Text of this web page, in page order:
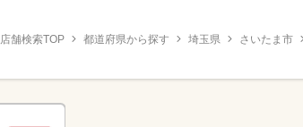
店舗検索TOP 都道府県から探す 埼玉県 さいたま市